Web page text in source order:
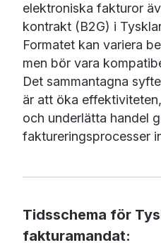
elektroniska fakturor
kontrakt (B2G) i
Formatet kan variera
men bör vara
Det sammantagna
är att öka
och underlätta handel
faktureringsprocesser
Tidsschema för
fakturamandat: